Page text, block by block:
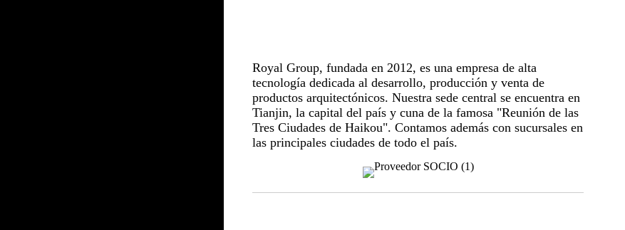
Royal Group, fundada en 2012, es una empresa de alta
tecnología dedicada al desarrollo, producción y venta de
productos arquitectónicos. Nuestra sede central se encuentra en
Tianjin, la capital del país y cuna de la famosa "Reunión de las
Tres Ciudades de Haikou". Contamos además con sucursales en
las principales ciudades de todo el país.